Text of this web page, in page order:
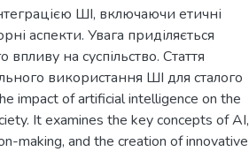
ШІ, включаючи етичні
аспекти. Увага приділяється
на суспільство. Стаття
використання ШІ для сталого
impact of artificial intelligence on the
It examines the key concepts of AI,
making, and the creation of innovative